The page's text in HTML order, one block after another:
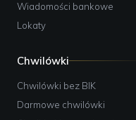
Kontakt:tel: 800 302
Godziny pracy:
Adres:Krakowskie
Godziny pracy:
Wiadomości bankowe
Lokaty
Chwilówki
Chwilówki bez BIK
Darmowe chwilówki